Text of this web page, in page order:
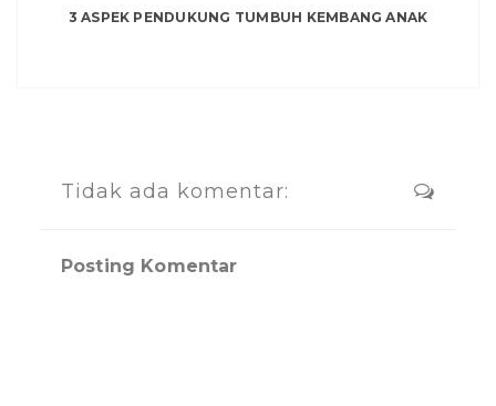
3 ASPEK PENDUKUNG TUMBUH KEMBANG ANAK
Tidak ada komentar:
Posting Komentar